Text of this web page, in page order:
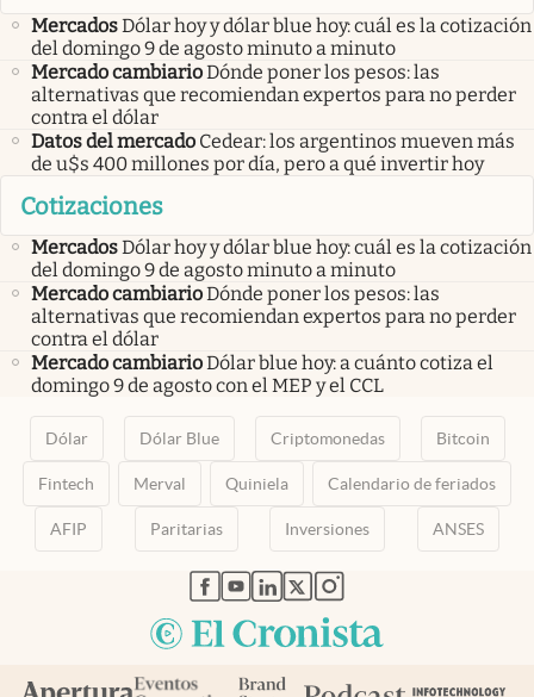
MercadosDólar hoy y dólar blue hoy: cuál es la cotización
del domingo 9 de agosto minuto a minuto
Mercado cambiarioDónde poner los pesos: las
alternativas que recomiendan expertos para no perder
contra el dólar
Datos del mercado Cedear: los argentinos mueven más
de u$s 400 millones por día, pero a qué invertir hoy
Cotizaciones
MercadosDólar hoy y dólar blue hoy: cuál es la cotización
del domingo 9 de agosto minuto a minuto
Mercado cambiarioDónde poner los pesos: las
alternativas que recomiendan expertos para no perder
contra el dólar
Mercado cambiarioDólar blue hoy: a cuánto cotiza el
domingo 9 de agosto con el MEP y el CCL
Dólar Dólar Blue Criptomonedas Bitcoin
Fintech Merval Quiniela Calendario de feriados
AFIP Paritarias Inversiones ANSES
abre en nueva pestaña
abre en nueva pestaña
abre en nueva pestaña
abre en nueva pestaña
abre en nueva pestaña